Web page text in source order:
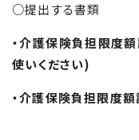
○提出する書類
・介護保険負担限度
使いください)
・介護保険負担限度